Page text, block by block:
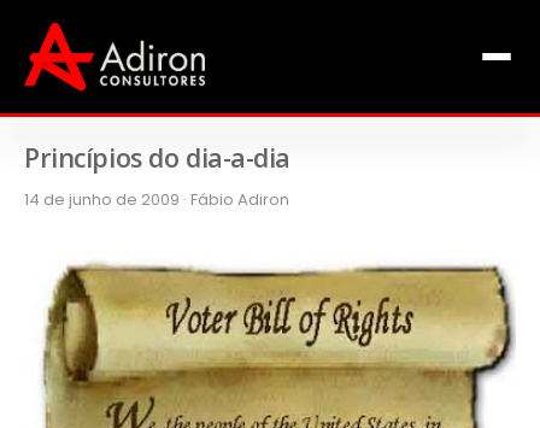
Equipe
Livros de Fábio Adiron
Blog
Contato
Princípios do dia-a-dia
14 de junho de 2009 · Fábio Adiron